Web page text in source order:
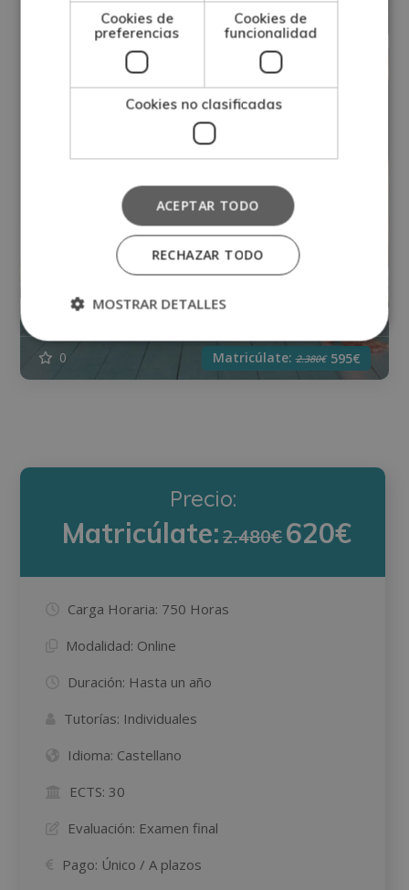
Máster en Biomecánica del Aparato
Locomotor – Diploma Autentificado
Por Notario Europeo
0 Matricúlate:2.380€ 595€
Precio:
Matricúlate:2.480€ 620€
Carga Horaria: 750 Horas
Modalidad: Online
Duración: Hasta un año
Tutorías: Individuales
Idioma: Castellano
ECTS: 30
Evaluación: Examen final
Pago: Único / A plazos
Cookies de
preferencias
Cookies de
funcionalidad
Cookies no clasificadas
ACEPTAR TODO
RECHAZAR TODO
MOSTRAR DETALLES